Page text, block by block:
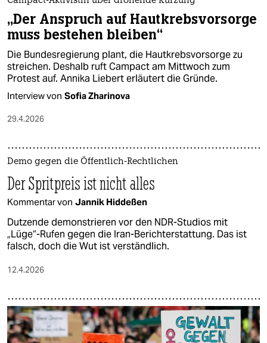
„Der Anspruch auf Hautkrebsvorsorge
muss bestehen bleiben“
Die Bundesregierung plant, die Hautkrebsvorsorge zu
streichen. Deshalb ruft Campact am Mittwoch zum
Protest auf. Annika Liebert erläutert die Gründe.
Interview von Sofia Zharinova
29.4.2026
Demo gegen die Öffentlich-Rechtlichen
Der Spritpreis ist nicht alles
Kommentar von Jannik Hiddeßen
Dutzende demonstrieren vor den NDR-Studios mit
„Lüge“-Rufen gegen die Iran-Berichterstattung. Das ist
falsch, doch die Wut ist verständlich.
12.4.2026